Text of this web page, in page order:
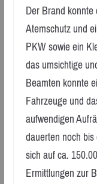
Der Brand
Atemschutz und
PKW sowie ein
das umsichtige
Beamten konnte
Fahrzeuge und
aufwendigen
dauerten noch
sich auf ca.
Ermittlungen zur